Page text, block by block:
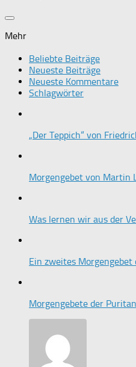
Mehr
Beliebte Beiträge
Neueste Beiträge
Neueste Kommentare
Schlagwörter
„Der Teppich“ von
Morgengebet von Martin
Was lernen wir aus der
Ein zweites
Morgengebete der